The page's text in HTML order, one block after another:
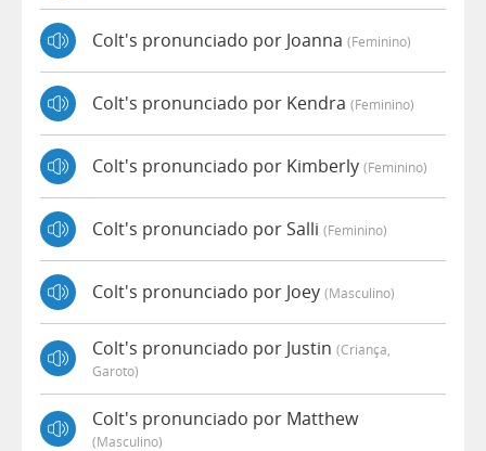
Colt's pronunciado por Joanna (feminino)
Colt's pronunciado por Kendra (feminino)
Colt's pronunciado por Kimberly (feminino)
Colt's pronunciado por Salli (feminino)
Colt's pronunciado por Joey (masculino)
Colt's pronunciado por Justin (criança,
Garoto)
Colt's pronunciado por Matthew
(masculino)